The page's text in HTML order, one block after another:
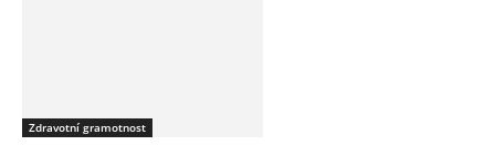
Zdravotní gramotnost